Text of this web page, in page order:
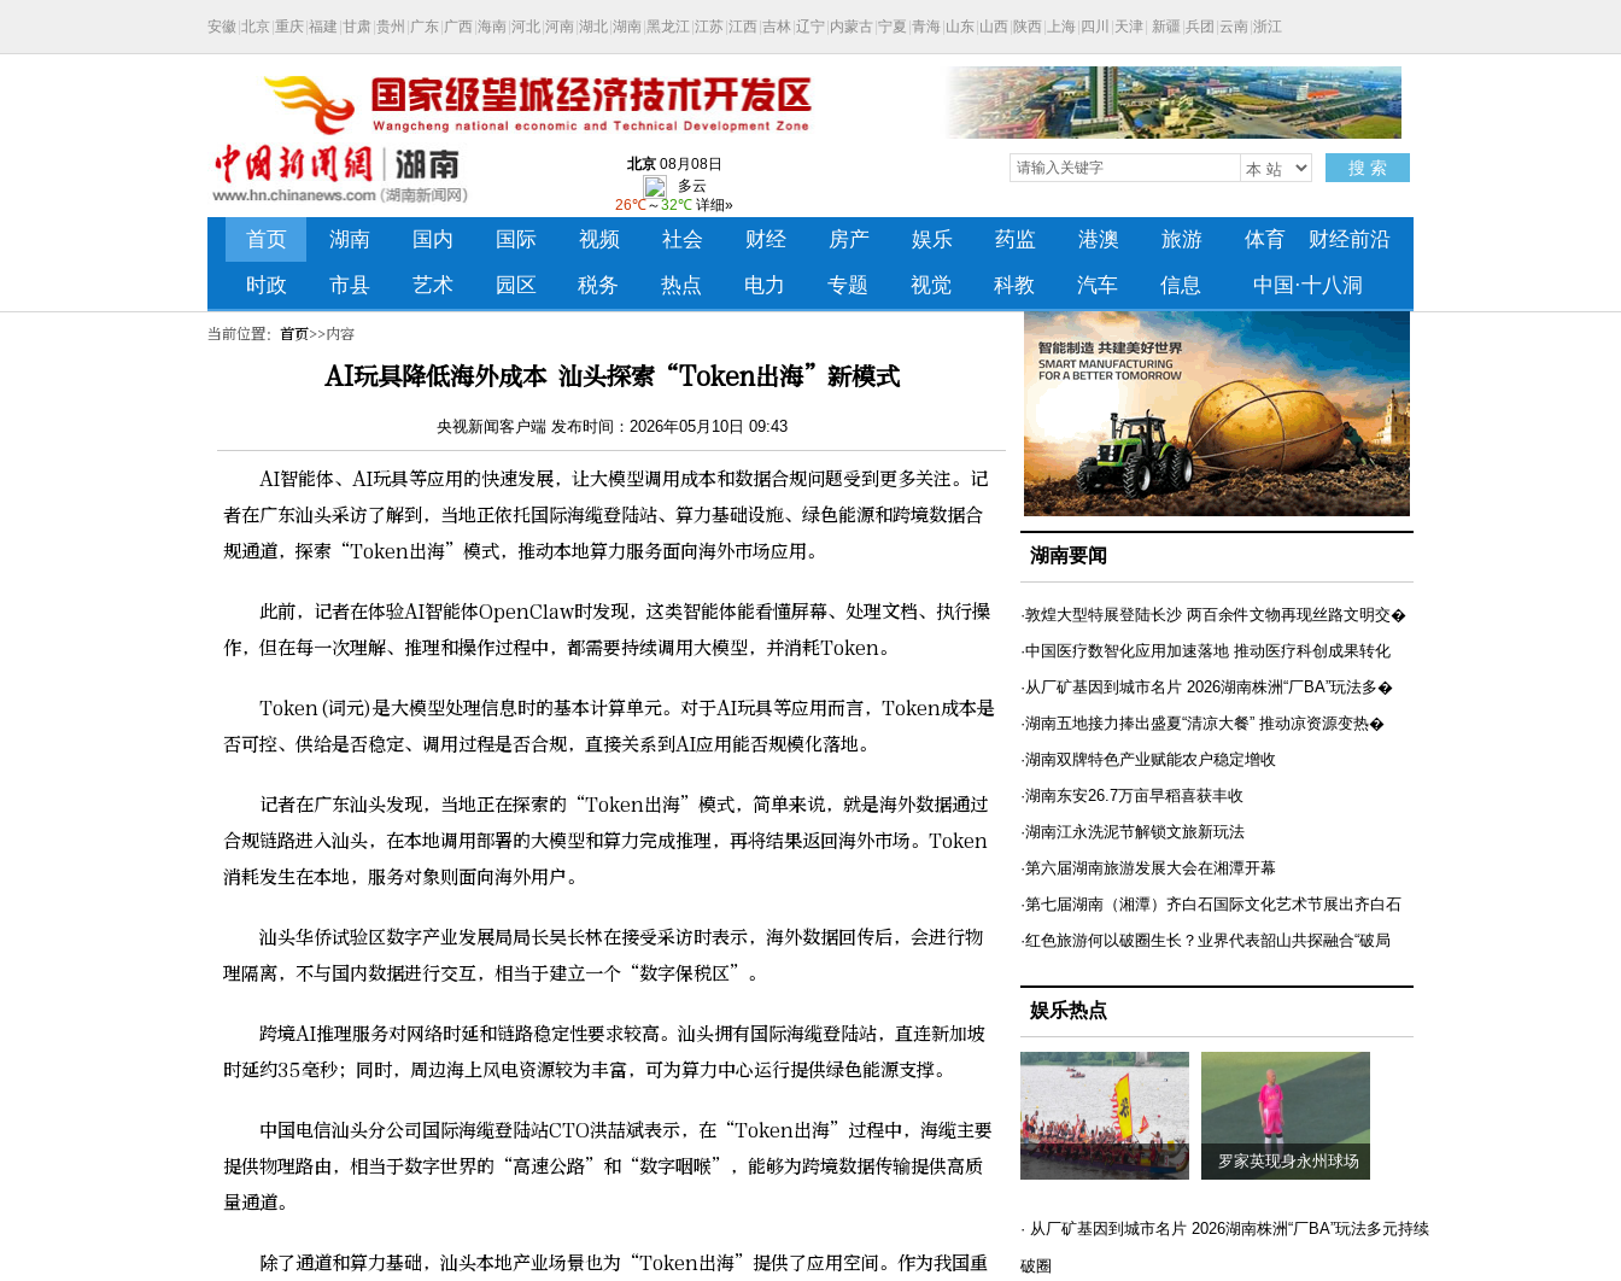
当前位置： 首页>>内容
AI玩具降低海外成本 汕头探索“Token出海”新模式
央视新闻客户端 发布时间：2026年05月10日 09:43
AI智能体、AI玩具等应用的快速发展，让大模型调用成本和数据合规问题受到更多关注。记
者在广东汕头采访了解到，当地正依托国际海缆登陆站、算力基础设施、绿色能源和跨境数据合
规通道，探索“Token出海”模式，推动本地算力服务面向海外市场应用。
此前，记者在体验AI智能体OpenClaw时发现，这类智能体能看懂屏幕、处理文档、执行操
作，但在每一次理解、推理和操作过程中，都需要持续调用大模型，并消耗Token。
Token(词元)是大模型处理信息时的基本计算单元。对于AI玩具等应用而言，Token成本是
否可控、供给是否稳定、调用过程是否合规，直接关系到AI应用能否规模化落地。
记者在广东汕头发现，当地正在探索的“Token出海”模式，简单来说，就是海外数据通过
合规链路进入汕头，在本地调用部署的大模型和算力完成推理，再将结果返回海外市场。Token
消耗发生在本地，服务对象则面向海外用户。
汕头华侨试验区数字产业发展局局长吴长林在接受采访时表示，海外数据回传后，会进行物
理隔离，不与国内数据进行交互，相当于建立一个“数字保税区”。
跨境AI推理服务对网络时延和链路稳定性要求较高。汕头拥有国际海缆登陆站，直连新加坡
时延约35毫秒；同时，周边海上风电资源较为丰富，可为算力中心运行提供绿色能源支撑。
中国电信汕头分公司国际海缆登陆站CTO洪喆斌表示，在“Token出海”过程中，海缆主要
提供物理路由，相当于数字世界的“高速公路”和“数字咽喉”，能够为跨境数据传输提供高质
量通道。
除了通道和算力基础，汕头本地产业场景也为“Token出海”提供了应用空间。作为我国重
湖南要闻
·敦煌大型特展登陆长沙 两百余件文物再现丝路文明交�
·中国医疗数智化应用加速落地 推动医疗科创成果转化
·从厂矿基因到城市名片 2026湖南株洲“厂BA”玩法多�
·湖南五地接力捧出盛夏“清凉大餐” 推动凉资源变热�
·湖南双牌特色产业赋能农户稳定增收
·湖南东安26.7万亩早稻喜获丰收
·湖南江永洗泥节解锁文旅新玩法
·第六届湖南旅游发展大会在湘潭开幕
·第七届湖南（湘潭）齐白石国际文化艺术节展出齐白石
·红色旅游何以破圈生长？业界代表韶山共探融合“破局
娱乐热点
罗家英现身永州球场
· 从厂矿基因到城市名片 2026湖南株洲“厂BA”玩法多元持续
破圈